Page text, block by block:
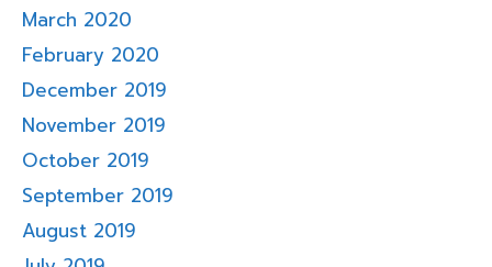
March 2020
February 2020
December 2019
November 2019
October 2019
September 2019
August 2019